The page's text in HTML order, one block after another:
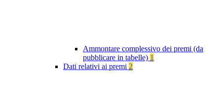
Ammontare complessivo dei premi (da
pubblicare in tabelle) 1
Dati relativi ai premi 2